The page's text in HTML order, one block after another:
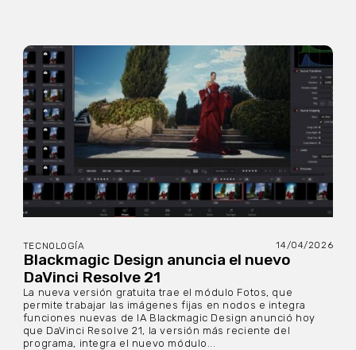
TECNOLOGÍA 14/04/2026
Blackmagic Design anuncia el nuevo
DaVinci Resolve 21
La nueva versión gratuita trae el módulo Fotos, que
permite trabajar las imágenes fijas en nodos e integra
funciones nuevas de IA Blackmagic Design anunció hoy
que DaVinci Resolve 21, la versión más reciente del
programa, integra el nuevo módulo...